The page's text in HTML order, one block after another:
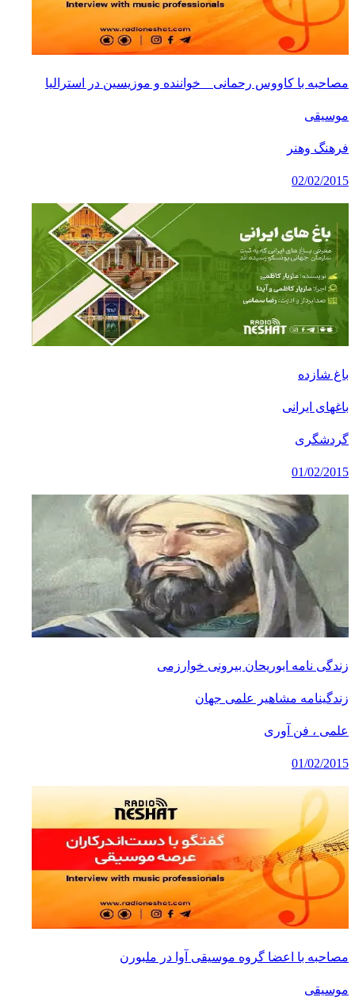
مصاحبه با کاووس رحمانی _ خواننده و موزیسین در استرالیا
موسیقی
فرهنگ وهنر
02/02/2015
باغ شازده
باغهای ایرانی
گردشگری
01/02/2015
زندگی نامه ابوریحان بیرونی خوارزمی
زندگینامه مشاهیر علمی جهان
علمی ، فن آوری
01/02/2015
مصاحبه با اعضا گروه موسیقی آوا در ملبورن
موسیقی